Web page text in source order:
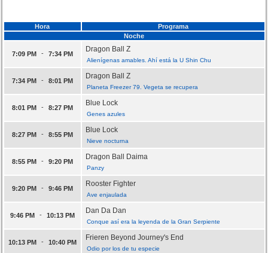
Hora
Programa
Noche
7:09 PM - 7:34 PM
Dragon Ball Z
Alienígenas amables. Ahí está la U Shin Chu
7:34 PM - 8:01 PM
Dragon Ball Z
Planeta Freezer 79. Vegeta se recupera
8:01 PM - 8:27 PM
Blue Lock
Genes azules
8:27 PM - 8:55 PM
Blue Lock
Nieve nocturna
8:55 PM - 9:20 PM
Dragon Ball Daima
Panzy
9:20 PM - 9:46 PM
Rooster Fighter
Ave enjaulada
9:46 PM - 10:13 PM
Dan Da Dan
Conque así era la leyenda de la Gran Serpiente
10:13 PM - 10:40 PM
Frieren Beyond Journey's End
Odio por los de tu especie